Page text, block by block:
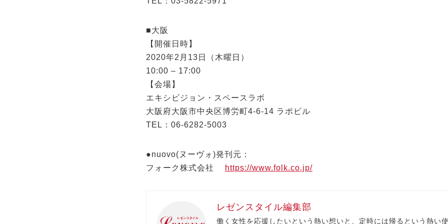
■大阪
【開催日時】
2020年2月13日（木曜日）
10:00 – 17:00
【会場】
エキシビジョン・スペースラボ
大阪府大阪市中央区博労町4-6-14 ラポビル
TEL：06-6282-5003
●nuovo(ヌーヴォ)発刊元：
フォーク株式会社
https://www.folk.co.jp/
レゼンスタイル編集部
働く女性を応援したいという熱い想いと、定時には帰るという熱い